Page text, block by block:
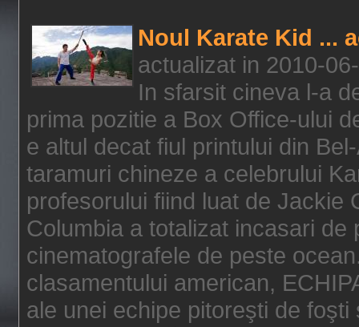
Noul Karate Kid ...
actualizat in 2010-
In sfarsit cineva l-a
prima pozitie a Box Office-ului
e altul decat fiul printului din
taramuri chineze a celebrului
profesorului fiind luat de Jackie
Columbia a totalizat incasari
cinematografele de peste
clasamentului american,
ale unei echipe pitoreşti de